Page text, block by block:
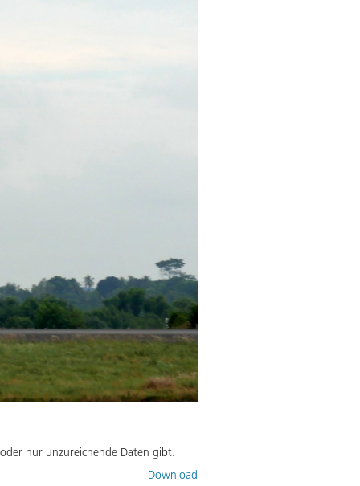
nur unzureichende Daten gibt.
Download